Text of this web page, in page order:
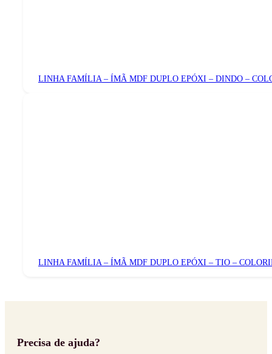
LINHA FAMÍLIA – ÍMÃ MDF DUPLO EPÓXI – DINDO –
LINHA FAMÍLIA – ÍMÃ MDF DUPLO EPÓXI – TIO –
Precisa de ajuda?